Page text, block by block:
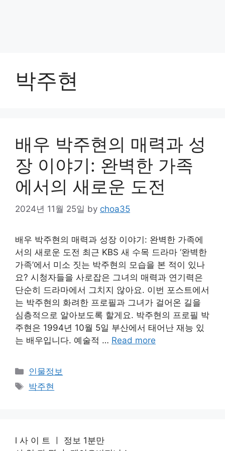
박주현
배우 박주현의 매력과 성
장 이야기: 완벽한 가족
에서의 새로운 도전
2024년 11월 25일 by choa35
배우 박주현의 매력과 성장 이야기: 완벽한 가족에
서의 새로운 도전 최근 KBS 새 수목 드라마 ‘완벽한
가족’에서 미소 짓는 박주현의 모습을 본 적이 있나
요? 시청자들을 사로잡은 그녀의 매력과 연기력은
단순히 드라마에서 그치지 않아요. 이번 포스트에서
는 박주현의 화려한 프로필과 그녀가 걸어온 길을
심층적으로 알아보도록 할게요. 박주현의 프로필 박
주현은 1994년 10월 5일 부산에서 태어난 재능 있
는 배우입니다. 예술적 … Read more
Categories
인물정보
Tags
박주현
l 사 이 트 ㅣ 정보 1분만